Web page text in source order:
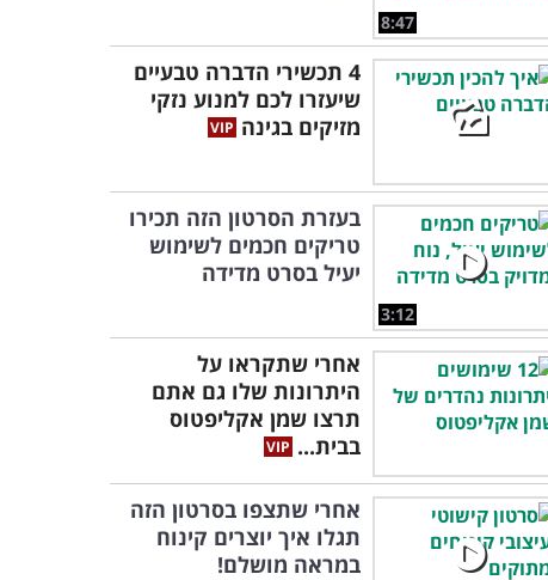
8:47
4 תכשירי הדברה טבעיים
שיעזרו לכם למנוע נזקי
מזיקים בגינה
3:12
בעזרת הסרטון הזה תכירו
טריקים חכמים לשימוש
יעיל בסרט מדידה
אחרי שתקראו על
היתרונות שלו גם אתם
תרצו שמן אקליפטוס
בבית...
אחרי שתצפו בסרטון הזה
תגלו איך יוצרים קינוח
במראה מושלם!